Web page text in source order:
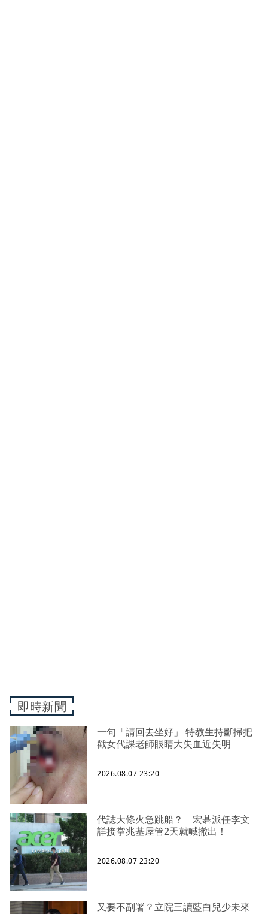
即時新聞
一句「請回去坐好」 特教生持斷掃把
戳女代課老師眼睛大失血近失明
2026.08.07 23:20
代誌大條火急跳船？ 宏碁派任李文
詳接掌兆基屋管2天就喊撤出！
2026.08.07 23:20
又要不副署？立院三讀藍白兒少未來